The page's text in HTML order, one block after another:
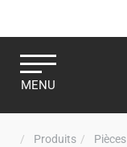
MENU
Produits